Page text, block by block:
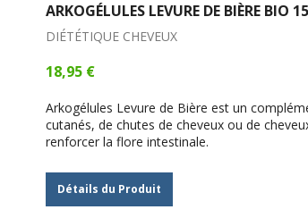
ARKOGÉLULES LEVURE DE BIÈRE BIO
DIÉTÉTIQUE CHEVEUX
18,95 €
Arkogélules Levure de Bière est un
cutanés, de chutes de cheveux ou de
renforcer la flore intestinale.
Détails du Produit